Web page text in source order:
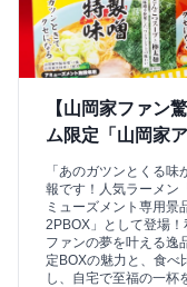
【山岡家ファン
ム限定「山岡家
「あのガツンとくる
報です！人気ラーメン
ミューズメント専用景
2PBOX」として登場
ファンの夢を叶える逸
定BOXの魅力と、食べ
し、自宅で至福の一杯